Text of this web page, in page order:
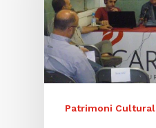
Patrimoni Cultural